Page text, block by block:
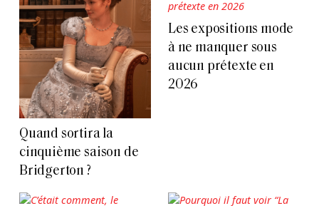
Quand sortira la
cinquième saison de
Bridgerton ?
Les expositions mode
à ne manquer sous
aucun prétexte en
2026